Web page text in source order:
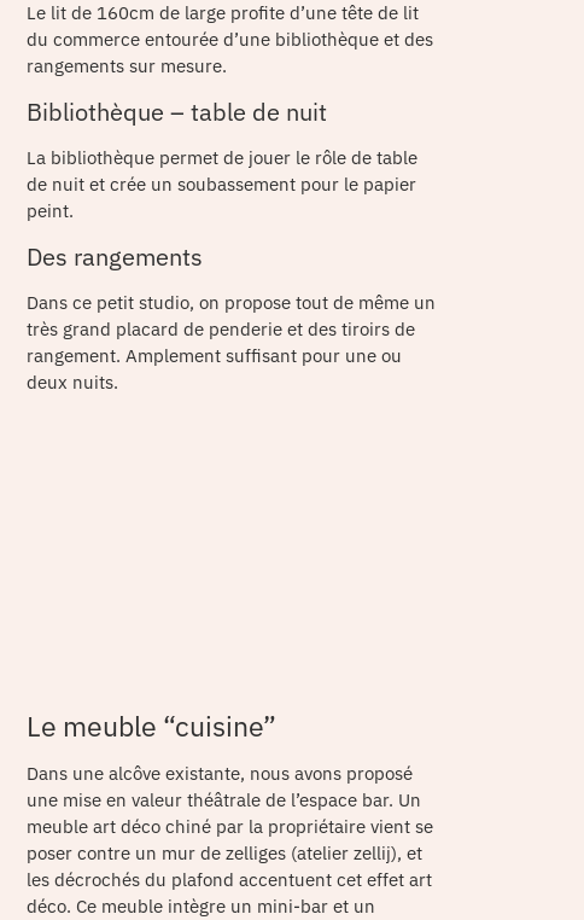
Le lit de 160cm de large profite d’une tête de lit
du commerce entourée d’une bibliothèque et des
rangements sur mesure.
Bibliothèque – table de nuit
La bibliothèque permet de jouer le rôle de table
de nuit et crée un soubassement pour le papier
peint.
Des rangements
Dans ce petit studio, on propose tout de même un
très grand placard de penderie et des tiroirs de
rangement. Amplement suffisant pour une ou
deux nuits.
Le meuble “cuisine”
Dans une alcôve existante, nous avons proposé
une mise en valeur théâtrale de l’espace bar. Un
meuble art déco chiné par la propriétaire vient se
poser contre un mur de zelliges (atelier zellij), et
les décrochés du plafond accentuent cet effet art
déco. Ce meuble intègre un mini-bar et un